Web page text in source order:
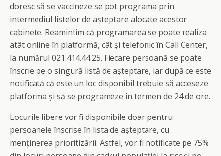
doresc să se vaccineze se pot programa prin
intermediul listelor de așteptare alocate acestor
cabinete. Reamintim că programarea se poate realiza
atât online în platformă, cât și telefonic în Call Center,
la numărul 021.414.44.25. Fiecare persoană se poate
înscrie pe o singură listă de așteptare, iar după ce este
notificată că este un loc disponibil trebuie să acceseze
platforma și să se programeze în termen de 24 de ore.
Locurile libere vor fi disponibile doar pentru
persoanele înscrise în lista de așteptare, cu
menținerea prioritizării. Astfel, vor fi notificate pe 75%